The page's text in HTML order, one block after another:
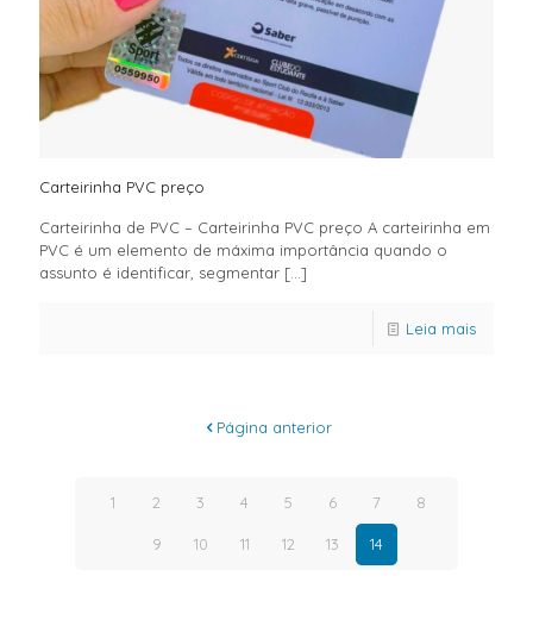
Carteirinha PVC preço
Carteirinha de PVC – Carteirinha PVC preço A carteirinha em
PVC é um elemento de máxima importância quando o
assunto é identificar, segmentar […]
Leia mais
Página anterior
1 2 3 4 5 6 7 8
9 10 11 12 13 14